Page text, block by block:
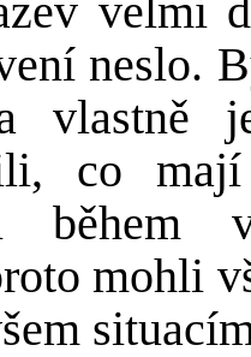
velmi
neslo.
co
mohli